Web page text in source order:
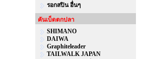
รอกสปิน อื่นๆ
คันเบ็ดตกปลา
SHIMANO
DAIWA
Graphiteleader
TAILWALK JAPAN